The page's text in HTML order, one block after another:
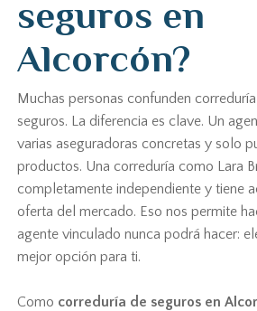
seguros en
Alcorcón?
Muchas personas confunden
seguros. La diferencia es clave. Un
varias aseguradoras concretas y solo
productos. Una correduría como Lara
completamente independiente y tiene
oferta del mercado. Eso nos permite
agente vinculado nunca podrá hacer:
mejor opción para ti.
Como correduría de seguros en